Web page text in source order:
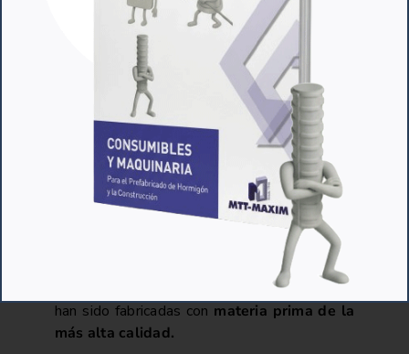
Para conseguir el mejor resultado y duración
de las juntas, es vital que estén fabricadas
con materiales de la máxima calidad, y con la
precisión necesaria para que los acabados
sean inmejorables. De esta manera, también
se conseguirá no sólo que sus productos de
hormigón sean de la máxima calidad, sino que
gracias al perfecto cierre de los moldes sin
fugas de hormigón, se mantenga en un
entorno de fabricación limpio y seguro.
En MTT contamos con una amplia variedad
. Todas ellas
han sido fabricadas con materia prima de la
más alta calidad.